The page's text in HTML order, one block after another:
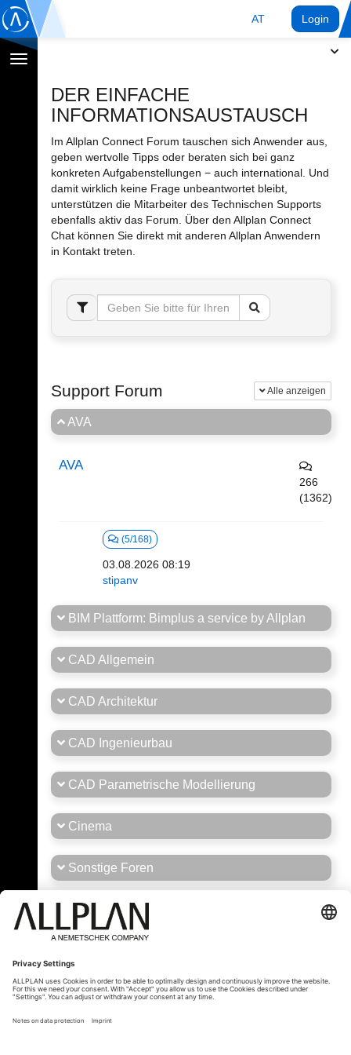
AT Login
Navigation
DER EINFACHE
INFORMATIONSAUSTAUSCH
Im Allplan Connect Forum tauschen sich Anwender aus,
geben wertvolle Tipps oder beraten sich bei ganz
konkreten Aufgabenstellungen − auch international. Und
damit wirklich keine Frage unbeantwortet bleibt,
unterstützen die Mitarbeiter des Technischen Supports
ebenfalls aktiv das Forum. Über den Allplan Connect
Chat können Sie direkt mit anderen Allplan Anwendern
in Kontakt treten.
Support Forum Alle anzeigen
AVA
AVA
266
(1362)
(5/168)
03.08.2026 08:19
stipanv
BIM Plattform: Bimplus a service by Allplan
CAD Allgemein
CAD Architektur
CAD Ingenieurbau
CAD Parametrische Modellierung
Cinema
Sonstige Foren
Stellenmarkt